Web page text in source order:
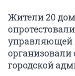
Жители 20
управляющей
организовали
городской